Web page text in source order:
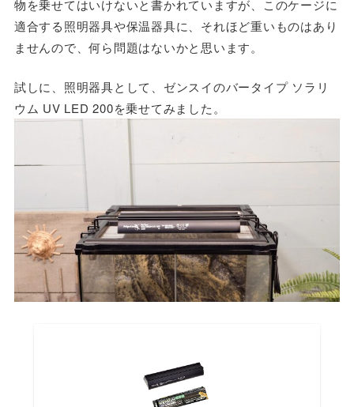
物を乗せてはいけないと書かれていますが、このケージに
適合する照明器具や保温器具に、それほど重いものはあり
ませんので、何ら問題はないかと思います。
試しに、照明器具として、ゼンスイのバータイプ ソラリ
ウム UV LED 200を乗せてみました。